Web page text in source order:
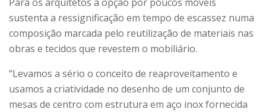
Para os arquitetos a opção por poucos móveis
sustenta a ressignificação em tempo de escassez numa
composição marcada pelo reutilização de materiais nas
obras e tecidos que revestem o mobiliário.
“Levamos a sério o conceito de reaproveitamento e
usamos a criatividade no desenho de um conjunto de
mesas de centro com estrutura em aço inox fornecida